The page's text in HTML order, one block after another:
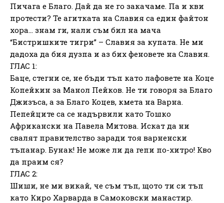
Пичага е Благо. Дай да не го закачаме. Па и кви
протести? Те агитката на Славия са един файтон
хора… знам ги, нали съм бил на мача
“Бистришките тигри” – Славия за купата. Не ми
дадоха да бия дузпа и аз бих феновете на Славия.
ГЛАС 1:
Баце, стегни се, не бъди тъп като лафовете на Коце
Копейкин за Манол Пейков. Не ти говоря за Благо
Джизъса, а за Благо Коцев, кмета на Варна.
Пепейците са се надървили като Тошко
Африкански на Павела Митова. Искат да ни
свалят правителство заради тоя варненски
тъпанар. Бунак! Не може ли да гепи по-хитро! Кво
да праим ся?
ГЛАС 2:
Шиши, не ми викай, че съм тъп, щото ти си тъп
като Киро Харварда в Самоковски манастир.